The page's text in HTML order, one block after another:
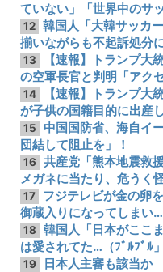
ていない」「世界中のサ
12 韓国人「大韓サッカ
揃いながらも不起訴処分
13
【速報】トランプ
の空軍長官と判明「アク
14
【速報】トランプ大
が子供の国籍目的に出産
15
中国国防省、海自イ
団結して阻止を」！
16
共産党「熊本地震救
メガネに当たり、危うく
17
フジテレビが金の卵
御蔵入りになってしまい
18
韓国人「日本がここ
は愛されてた…（ﾌﾞﾙﾌﾞﾙ
19
日本人主審も該当か